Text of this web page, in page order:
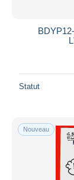
Statut
Nouveau